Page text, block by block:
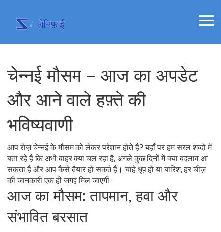
चेन्नई मौसम – आज का अपडेट
और आने वाले हफ़्ते की
भविष्यवाणी
आप रोज़ चेन्नई के मौसम को लेकर परेशान होते हैं? यहाँ पर हम सरल शब्दों में
बता रहे हैं कि अभी बाहर क्या चल रहा है, अगले कुछ दिनों में क्या बदलाव आ
सकता है और आप कैसे तैयार हो सकते हैं। चाहे धूप हो या बारिश, हर चीज़
की जानकारी एक ही जगह मिल जाएगी।
आज का मौसम: तापमान, हवा और
संभावित बरसात